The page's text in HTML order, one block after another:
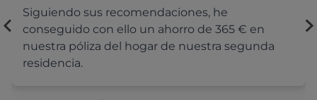
Siguiendo sus recomendaciones, he
conseguido con ello un ahorro de 365 € en
nuestra póliza del hogar de nuestra segunda
residencia.